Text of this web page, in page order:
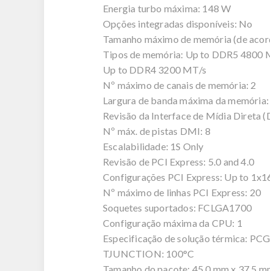
Energia turbo máxima: 148 W
Opções integradas disponíveis: No
Tamanho máximo de memória (de
Tipos de memória: Up to DDR5 4800
Up to DDR4 3200 MT/s
Nº máximo de canais de memória: 2
Largura de banda máxima da
Revisão da Interface de Mídia Direta
Nº máx. de pistas DMI: 8
Escalabilidade: 1S Only
Revisão de PCI Express: 5.0 and 4.0
Configurações PCI Express: Up to
Nº máximo de linhas PCI Express: 20
Soquetes suportados: FCLGA1700
Configuração máxima da CPU: 1
Especificação de solução térmica:
TJUNCTION: 100°C